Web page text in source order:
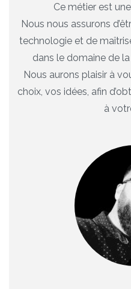
Ce métier est
Nous nous assurons
technologie et de
dans le domaine de
Nous aurons plaisir à
choix, vos idées, afin
à